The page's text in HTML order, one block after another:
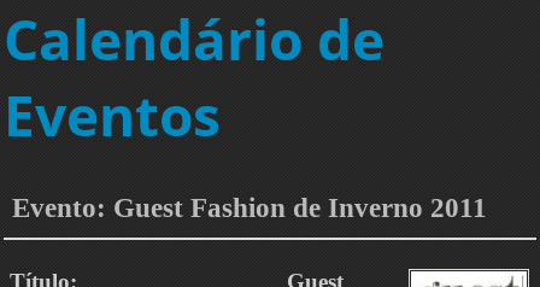
Calendário de
Eventos
Evento: Guest Fashion de Inverno 2011
Título:
Guest